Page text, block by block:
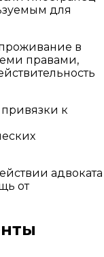
для
в
правами,
к
адвоката
от